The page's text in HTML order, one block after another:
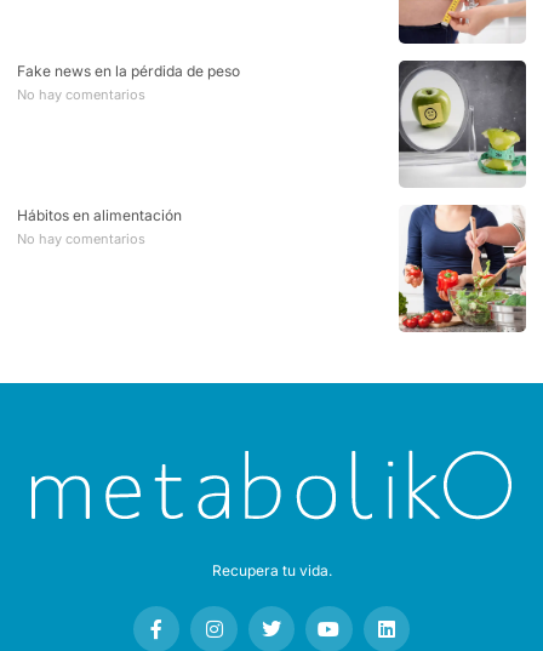
Fake news en la pérdida de peso
No hay comentarios
Hábitos en alimentación
No hay comentarios
Recupera tu vida.